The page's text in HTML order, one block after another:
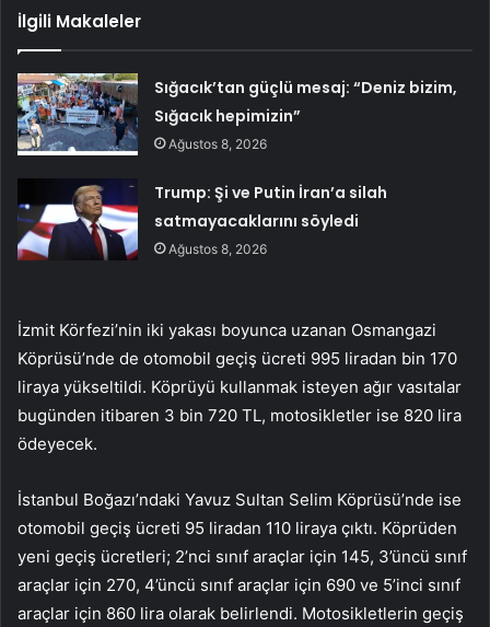
İlgili Makaleler
Sığacık’tan güçlü mesaj: “Deniz bizim,
Sığacık hepimizin”
Ağustos 8, 2026
Trump: Şi ve Putin İran’a silah
satmayacaklarını söyledi
Ağustos 8, 2026
İzmit Körfezi’nin iki yakası boyunca uzanan Osmangazi
Köprüsü’nde de otomobil geçiş ücreti 995 liradan bin 170
liraya yükseltildi. Köprüyü kullanmak isteyen ağır vasıtalar
bugünden itibaren 3 bin 720 TL, motosikletler ise 820 lira
ödeyecek.
İstanbul Boğazı’ndaki Yavuz Sultan Selim Köprüsü’nde ise
otomobil geçiş ücreti 95 liradan 110 liraya çıktı. Köprüden
yeni geçiş ücretleri; 2’nci sınıf araçlar için 145, 3’üncü sınıf
araçlar için 270, 4’üncü sınıf araçlar için 690 ve 5’inci sınıf
araçlar için 860 lira olarak belirlendi. Motosikletlerin geçiş